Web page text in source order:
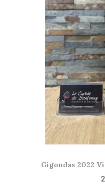
Gigondas 2022